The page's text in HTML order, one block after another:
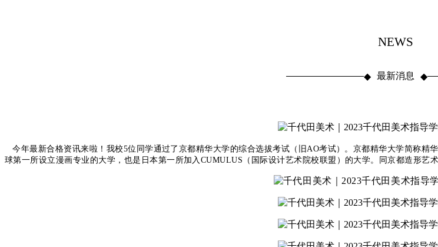
NEWS
◆ 最新消息 ◆
今年最新合格资讯来啦！我校5位同学通过了京都精华大学的综合选拔考试（旧AO考试）。 京都精华大学简称精
球第一所设立漫画专业的大学，也是日本第一所加入CUMULUS（国际设计艺术院校联盟）的大学。
同京都造形艺